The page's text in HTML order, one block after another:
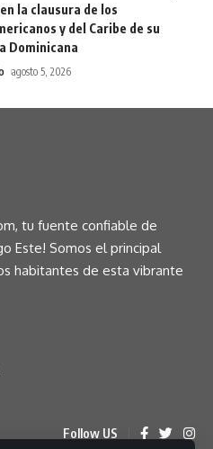
la clausura de los
y del Caribe de su
Dominicana
agosto 5, 2026
tu fuente confiable de
Este! Somos el principal
habitantes de esta vibrante
Follow US